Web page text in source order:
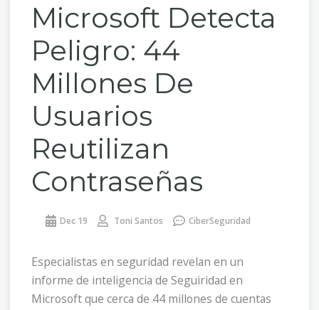
Microsoft Detecta
Peligro: 44
Millones De
Usuarios
Reutilizan
Contraseñas
Dec 19 Toni Santos CiberSeguridad
Especialistas en seguridad revelan en un
informe de inteligencia de Seguiridad en
Microsoft que cerca de 44 millones de cuentas